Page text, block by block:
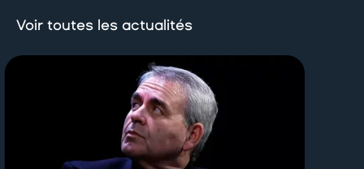
Voir toutes les actualités